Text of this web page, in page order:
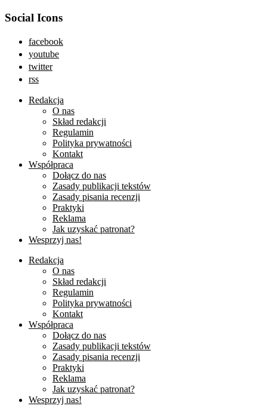
Social Icons
facebook
youtube
twitter
rss
Redakcja
O nas
Skład redakcji
Regulamin
Polityka prywatności
Kontakt
Współpraca
Dołącz do nas
Zasady publikacji tekstów
Zasady pisania recenzji
Praktyki
Reklama
Jak uzyskać patronat?
Wesprzyj nas!
Redakcja
O nas
Skład redakcji
Regulamin
Polityka prywatności
Kontakt
Współpraca
Dołącz do nas
Zasady publikacji tekstów
Zasady pisania recenzji
Praktyki
Reklama
Jak uzyskać patronat?
Wesprzyj nas!